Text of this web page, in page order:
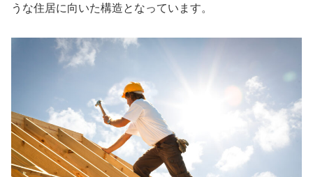
うな住居に向いた構造となっています。